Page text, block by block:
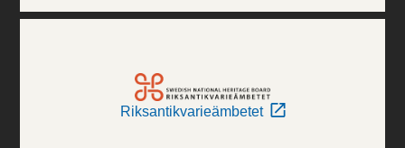
Riksantikvarieämbetet